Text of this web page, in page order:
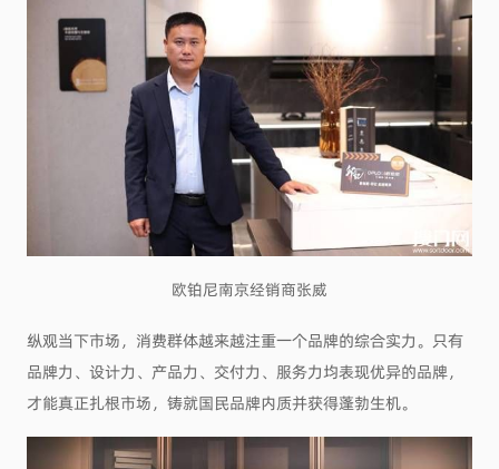
欧铂尼南京经销商张威
纵观当下市场，消费群体越来越注重一个品牌的综合实力。只有
品牌力、设计力、产品力、交付力、服务力均表现优异的品牌，
才能真正扎根市场，铸就国民品牌内质并获得蓬勃生机。